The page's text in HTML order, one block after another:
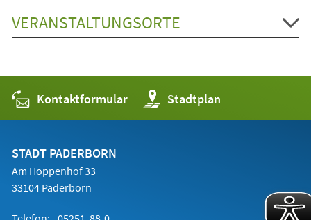
VERANSTALTUNGSORTE
Kontaktformular Stadtplan
(Öffnet
in
einem
STADT PADERBORN
Am Hoppenhof 33
33104 Paderborn